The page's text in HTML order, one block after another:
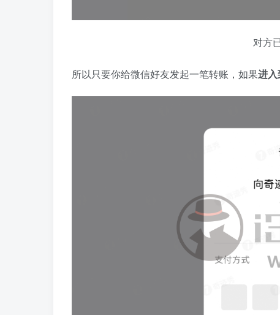
对方
所以只要你给微信好友发起一笔转账，如果进